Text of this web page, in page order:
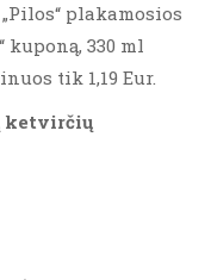
plakamosios
330 ml
tik 1,19 Eur.
ketvirčių